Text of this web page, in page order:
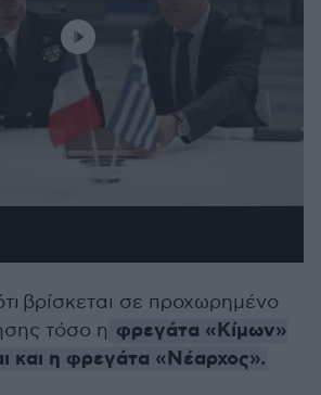
βρίσκεται σε προχωρημένο
τόσο η φρεγάτα «Κίμων»
και η φρεγάτα «Νέαρχος».